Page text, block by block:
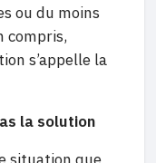
ou du moins
compris,
s’appelle la
la solution